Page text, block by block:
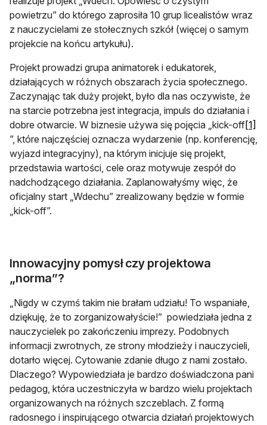
powietrzu” do którego zaprosiła 10 grup licealistów wraz
z nauczycielami ze stołecznych szkół (więcej o samym
projekcie na końcu artykułu).
Projekt prowadzi grupa animatorek i edukatorek,
działających w różnych obszarach życia społecznego.
Zaczynając tak duży projekt, było dla nas oczywiste, że
na starcie potrzebna jest integracja, impuls do działania i
dobre otwarcie. W biznesie używa się pojęcia „kick-off[1]
otwiera się w nowej karcie
”, które najczęściej oznacza wydarzenie (np. konferencję,
wyjazd integracyjny), na którym inicjuje się projekt,
przedstawia wartości, cele oraz motywuje zespół do
nadchodzącego działania. Zaplanowałyśmy więc, że
oficjalny start „Wdechu” zrealizowany będzie w formie
„kick-off”.
Innowacyjny pomysł czy projektowa
„norma”?
„Nigdy w czymś takim nie brałam udziału! To wspaniałe,
dziękuję, że to zorganizowałyście!” powiedziała jedna z
nauczycielek po zakończeniu imprezy. Podobnych
informacji zwrotnych, ze strony młodzieży i nauczycieli,
dotarło więcej. Cytowanie zdanie długo z nami zostało.
Dlaczego? Wypowiedziała je bardzo doświadczona pani
pedagog, która uczestniczyła w bardzo wielu projektach
organizowanych na różnych szczeblach. Z formą
radosnego i inspirującego otwarcia działań projektowych